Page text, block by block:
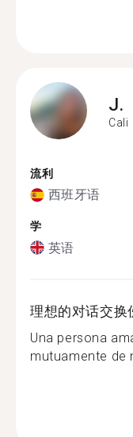
J.
Cali
流利
西班牙语
学
英语
理想的对话交换
Una persona
mutuamente de